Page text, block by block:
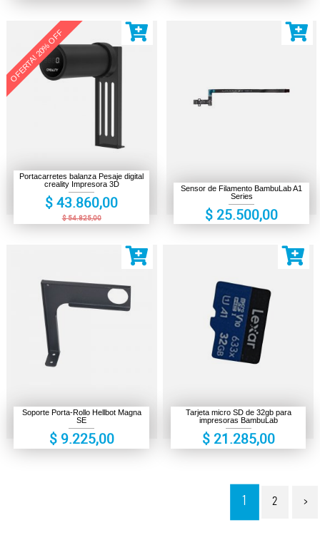
OFERTA! 20% OFF
Portacarretes balanza Pesaje digital
creality Impresora 3D
$ 54.825,00
$ 43.860,00
Sensor de Filamento BambuLab A1
Series
$ 25.500,00
Soporte Porta-Rollo Hellbot Magna
SE
$ 9.225,00
Tarjeta micro SD de 32gb para
impresoras BambuLab
$ 21.285,00
2 >